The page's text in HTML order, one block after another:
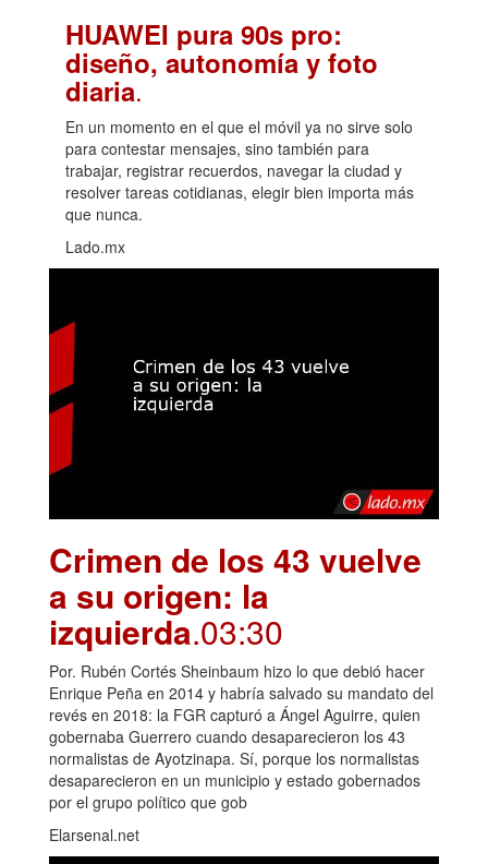
HUAWEI pura 90s pro:
diseño, autonomía y foto
diaria.
En un momento en el que el móvil ya no sirve solo
para contestar mensajes, sino también para
trabajar, registrar recuerdos, navegar la ciudad y
resolver tareas cotidianas, elegir bien importa más
que nunca.
Lado.mx
Crimen de los 43 vuelve
a su origen: la
izquierda.03:30
Por. Rubén Cortés Sheinbaum hizo lo que debió hacer
Enrique Peña en 2014 y habría salvado su mandato del
revés en 2018: la FGR capturó a Ángel Aguirre, quien
gobernaba Guerrero cuando desaparecieron los 43
normalistas de Ayotzinapa. Sí, porque los normalistas
desaparecieron en un municipio y estado gobernados
por el grupo político que gob
Elarsenal.net